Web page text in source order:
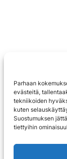
Parhaan
evästeitä,
tekniikoiden
kuten
Suostumuksen
tiettyihin